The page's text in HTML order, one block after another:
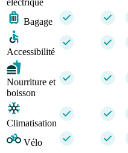
électrique
Bagage
Accessibilité
Nourriture et
boisson
Climatisation
Vélo